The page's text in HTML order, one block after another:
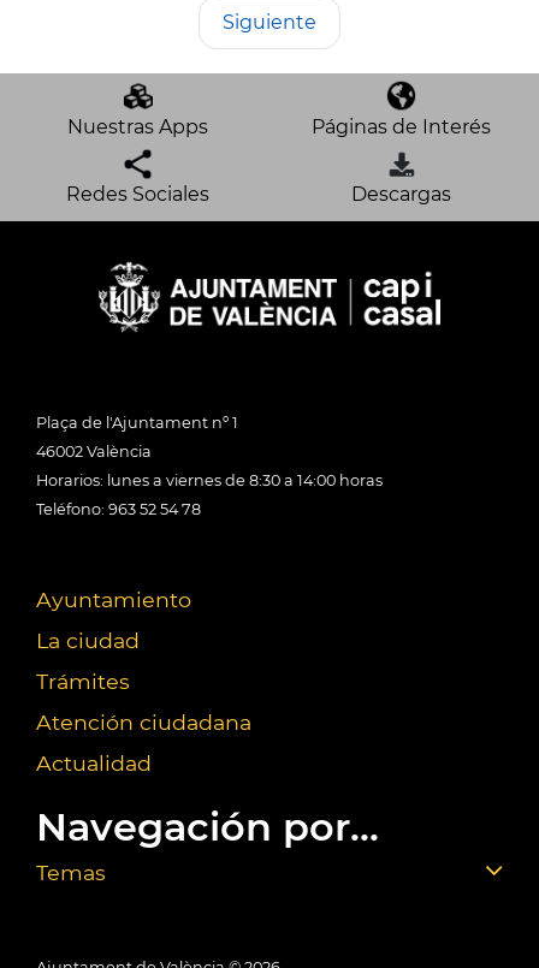
Siguiente
Nuestras Apps Páginas de Interés
Redes Sociales Descargas
Plaça de l'Ajuntament nº 1
46002 València
Horarios: lunes a viernes de 8:30 a 14:00 horas
Teléfono: 963 52 54 78
Ayuntamiento
La ciudad
Trámites
Atención ciudadana
Actualidad
Navegación por...
Temas